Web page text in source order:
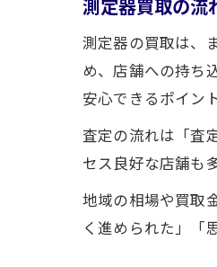
測定器買取の流
測定器の買取は、
め、店舗への持ち
安心できるポイン
査定の流れは「査
セス良好な店舗も
地域の相場や買取
く進められた」「